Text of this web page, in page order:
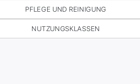
PFLEGE UND REINIGUNG
NUTZUNGSKLASSEN